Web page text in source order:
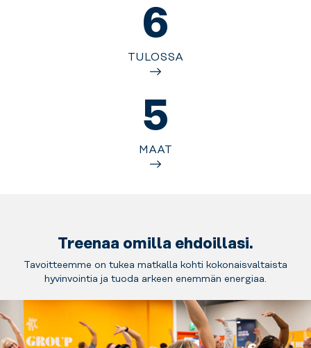
6
TULOSSA
5
MAAT
Treenaa omilla ehdoillasi.
Tavoitteemme on tukea matkalla kohti kokonaisvaltaista
hyvinvointia ja tuoda arkeen enemmän energiaa.